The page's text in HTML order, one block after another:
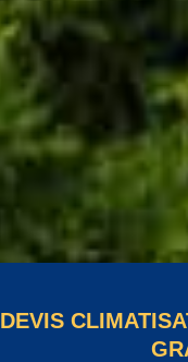
DEVIS